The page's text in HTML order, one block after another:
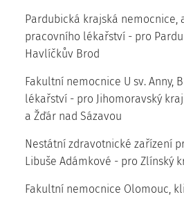
Pardubická krajská nemocnice,
pracovního lékařství - pro
Havlíčkův Brod
Fakultní nemocnice U sv. Anny,
lékařství - pro Jihomoravský
a Žďár nad Sázavou
Nestátní zdravotnické zařízení
Libuše Adámkové - pro Zlínský
Fakultní nemocnice Olomouc,